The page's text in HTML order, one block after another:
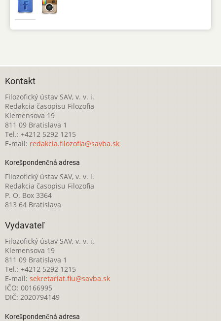
Kontakt
Filozofický ústav SAV, v. v. i.
Redakcia časopisu Filozofia
Klemensova 19
811 09 Bratislava 1
Tel.: +4212 5292 1215
E-mail: redakcia.filozofia@savba.sk
Korešpondenčná adresa
Filozofický ústav SAV, v. v. i.
Redakcia časopisu Filozofia
P. O. Box 3364
813 64 Bratislava
Vydavateľ
Filozofický ústav SAV, v. v. i.
Klemensova 19
811 09 Bratislava 1
Tel.: +4212 5292 1215
E-mail: sekretariat.fiu@savba.sk
IČO: 00166995
DIČ: 2020794149
Korešpondenčná adresa